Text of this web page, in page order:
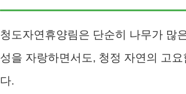
청도자연휴양림은 단순히 나무가 많
성을 자랑하면서도, 청정 자연의 고
다.